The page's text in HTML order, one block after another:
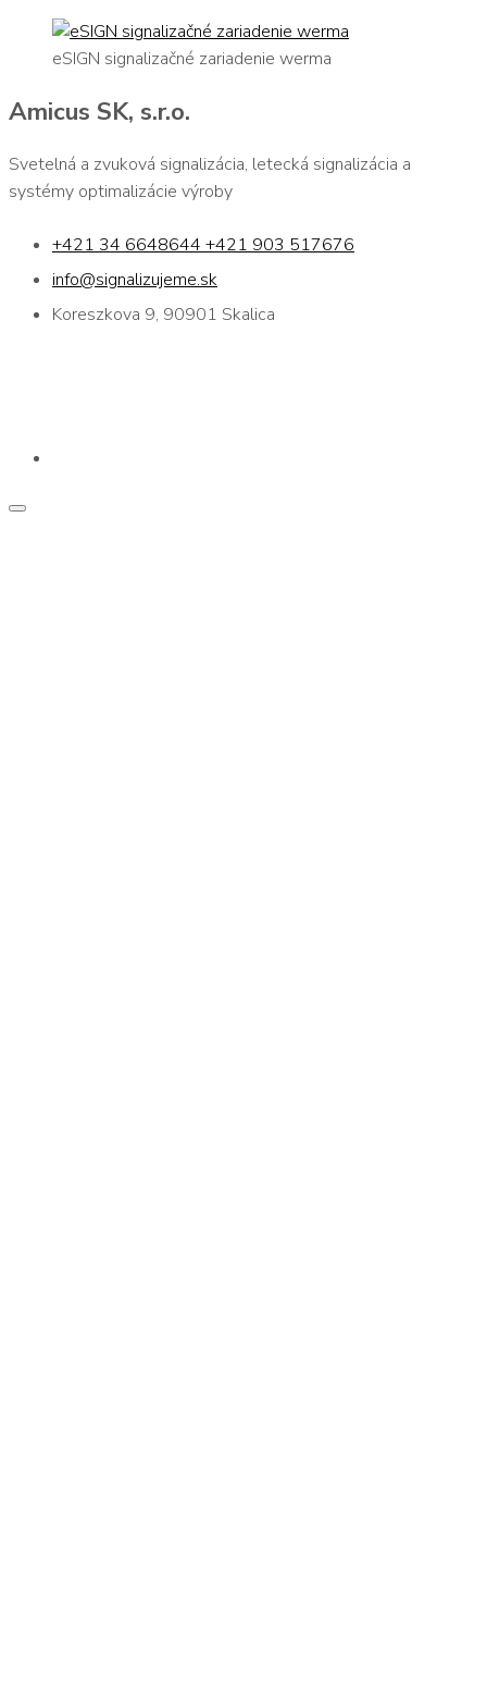
eSIGN signalizačné zariadenie werma
Amicus SK, s.r.o.
Svetelná a zvuková signalizácia, letecká signalizácia a
systémy optimalizácie výroby
+421 34 6648644 +421 903 517676
info@signalizujeme.sk
Koreszkova 9, 90901 Skalica